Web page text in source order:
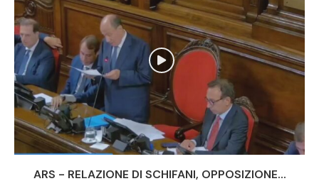
ARS - RELAZIONE DI SCHIFANI, OPPOSIZIONE...